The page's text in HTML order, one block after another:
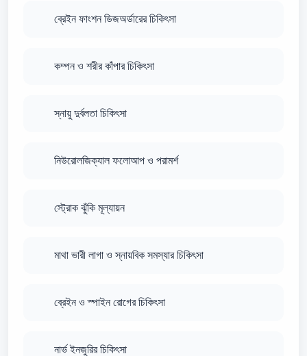
ব্রেইন ফাংশন ডিজঅর্ডারের চিকিৎসা
কম্পন ও শরীর কাঁপার চিকিৎসা
স্নায়ু দুর্বলতা চিকিৎসা
নিউরোলজিক্যাল ফলোআপ ও পরামর্শ
স্ট্রোক ঝুঁকি মূল্যায়ন
মাথা ভারী লাগা ও স্নায়বিক সমস্যার চিকিৎসা
ব্রেইন ও স্পাইন রোগের চিকিৎসা
নার্ভ ইনজুরির চিকিৎসা